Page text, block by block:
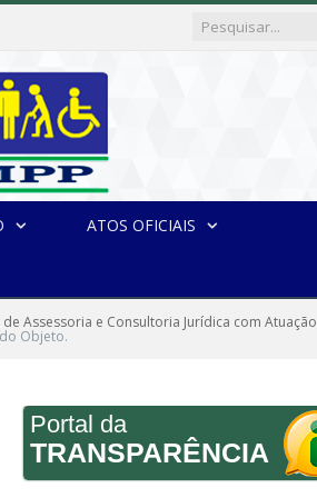
ATOS OFICIAIS
de Assessoria e Consultoria Jurídica com Atuação
Objeto.
Portal da
TRANSPARÊNCIA